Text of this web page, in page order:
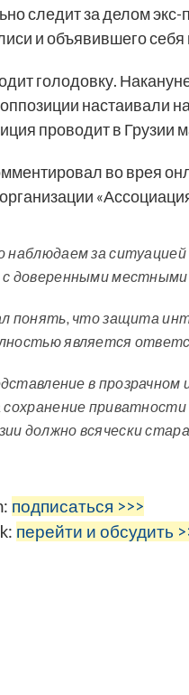
следит за делом
и объявившего
голодовку.
настаивали
проводит в Грузии
во врея
наблюдаем за
с доверенными
понять, что защита
является
в прозрачном
должно всячески
подписаться >>>
перейти и обсудить